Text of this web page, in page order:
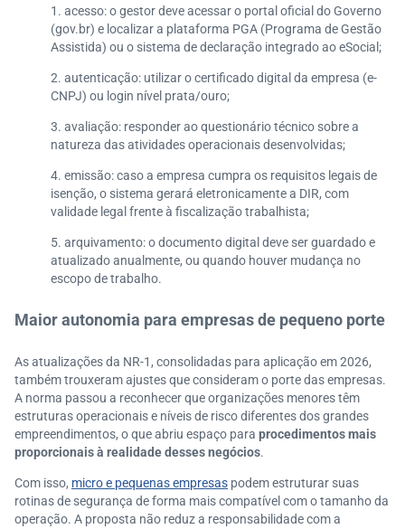
1. acesso: o gestor deve acessar o portal oficial do Governo
(gov.br) e localizar a plataforma PGA (Programa de Gestão
Assistida) ou o sistema de declaração integrado ao eSocial;
2. autenticação: utilizar o certificado digital da empresa (e-
CNPJ) ou login nível prata/ouro;
3. avaliação: responder ao questionário técnico sobre a
natureza das atividades operacionais desenvolvidas;
4. emissão: caso a empresa cumpra os requisitos legais de
isenção, o sistema gerará eletronicamente a DIR, com
validade legal frente à fiscalização trabalhista;
5. arquivamento: o documento digital deve ser guardado e
atualizado anualmente, ou quando houver mudança no
escopo de trabalho.
Maior autonomia para empresas de pequeno porte
As atualizações da NR-1, consolidadas para aplicação em 2026,
também trouxeram ajustes que consideram o porte das empresas.
A norma passou a reconhecer que organizações menores têm
estruturas operacionais e níveis de risco diferentes dos grandes
empreendimentos, o que abriu espaço para procedimentos mais
proporcionais à realidade desses negócios.
Com isso, micro e pequenas empresas podem estruturar suas
rotinas de segurança de forma mais compatível com o tamanho da
operação. A proposta não reduz a responsabilidade com a